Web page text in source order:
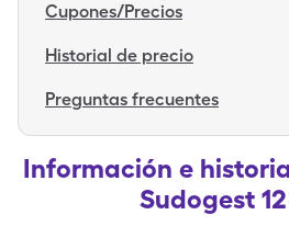
Cupones/Precios
Historial de precio
Preguntas frecuentes
Información e
Sudogest